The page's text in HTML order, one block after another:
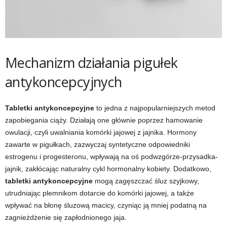
Mechanizm działania pigułek
antykoncepcyjnych
Tabletki antykoncepcyjne to jedna z najpopularniejszych metod
zapobiegania ciąży. Działają one głównie poprzez hamowanie
owulacji, czyli uwalniania komórki jajowej z jajnika. Hormony
zawarte w pigułkach, zazwyczaj syntetyczne odpowiedniki
estrogenu i progesteronu, wpływają na oś podwzgórze-przysadka-
jajnik, zakłócając naturalny cykl hormonalny kobiety. Dodatkowo,
tabletki antykoncepcyjne mogą zagęszczać śluz szyjkowy,
utrudniając plemnikom dotarcie do komórki jajowej, a także
wpływać na błonę śluzową macicy, czyniąc ją mniej podatną na
zagnieżdżenie się zapłodnionego jaja.